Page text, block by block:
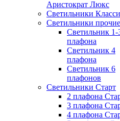
Аристократ Люкс
Светильники
Светильники прочие
Светильник 1-
плафона
Светильник 4
плафона
Светильник 6
плафонов
Светильники Старт
2 плафона
3 плафона
4 плафона